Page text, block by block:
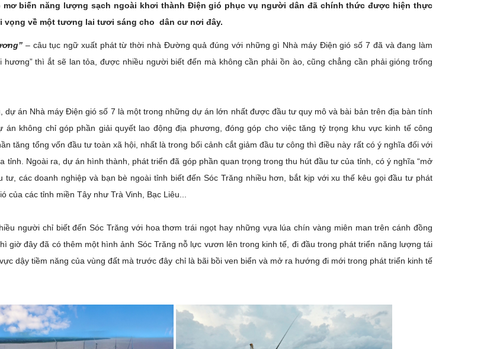
mơ biến năng lượng sạch ngoài khơi thành Điện gió phục vụ người dân đã chính thức được hiện thực
vọng về một tương lai tươi sáng cho dân cư nơi đây.
– câu tục ngữ xuất phát từ thời nhà Đường quả đúng với những gì Nhà máy Điện gió số 7 đã và đang làm
hương” thì ắt sẽ lan tỏa, được nhiều người biết đến mà không cần phải ồn ào, cũng chẳng cần phải gióng trống
dự án Nhà máy Điện gió số 7 là một trong những dự án lớn nhất được đầu tư quy mô và bài bản trên địa bàn tính
án không chỉ góp phần giải quyết lao động địa phương, đóng góp cho việc tăng tỷ trọng khu vực kinh tế công
tăng tổng vốn đầu tư toàn xã hội, nhất là trong bối cảnh cắt giảm đầu tư công thì điều này rất có ý nghĩa đối với
tỉnh. Ngoài ra, dự án hình thành, phát triển đã góp phần quan trọng trong thu hút đầu tư của tỉnh, có ý nghĩa “mở
tư, các doanh nghiệp và bạn bè ngoài tỉnh biết đến Sóc Trăng nhiều hơn, bắt kịp với xu thế kêu gọi đầu tư phát
của các tỉnh miền Tây như Trà Vinh, Bạc Liêu...
người chỉ biết đến Sóc Trăng với hoa thơm trái ngọt hay những vựa lúa chín vàng miên man trên cánh đồng
giờ đây đã có thêm một hình ảnh Sóc Trăng nỗ lực vươn lên trong kinh tế, đi đầu trong phát triển năng lượng tái
dậy tiềm năng của vùng đất mà trước đây chỉ là bãi bồi ven biển và mở ra hướng đi mới trong phát triển kinh tế